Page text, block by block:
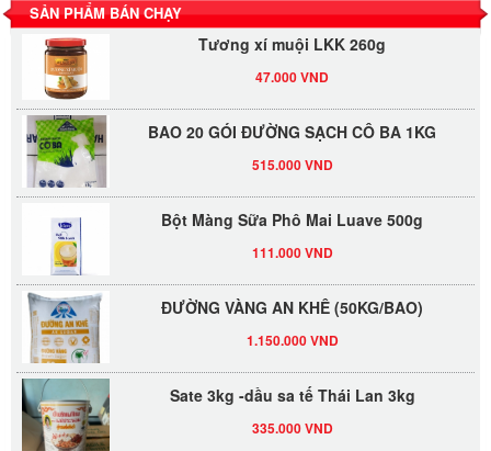
SẢN PHẨM BÁN CHẠY
Tương xí muội LKK 260g
BAO 20 GÓI ĐƯỜNG SẠCH CÔ BA 1KG
ĐƯỜNG VÀNG AN KHÊ (50KG/BAO)
Sate 3kg -dầu sa tế Thái Lan 3kg